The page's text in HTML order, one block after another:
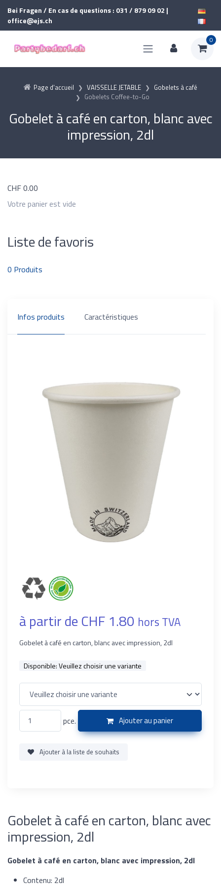
Bei Fragen / En cas de questions : 031 / 879 09 02 |
office@ejs.ch
0
Page d'accueil VAISSELLE JETABLE
Gobelets à café
Gobelets Coffee-to-Go
Gobelet à café en carton, blanc avec
impression, 2dl
CHF0.00
Votre panier est vide
Liste de favoris
0 Produits
Infos produits Caractéristiques
à partir de CHF 1.80 hors TVA
Gobelet à café en carton, blanc avec impression, 2dl
Disponible:Veuillez choisir une variante
pce. Ajouter au panier
Ajouter à la liste de souhaits
Gobelet à café en carton, blanc avec
impression, 2dl
Gobelet à café en carton, blanc avec impression, 2dl
Contenu: 2dl